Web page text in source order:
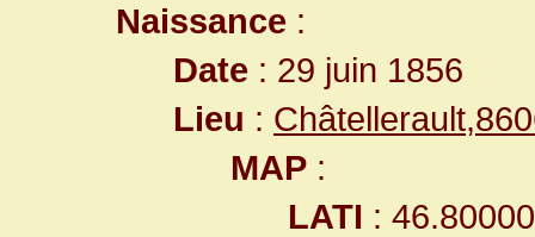
Naissance :
Date : 29 juin 1856
Lieu :
MAP :
LATI :